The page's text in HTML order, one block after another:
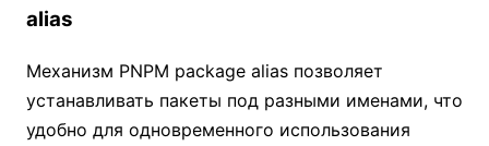
alias
Механизм PNPM package alias позволяет
устанавливать пакеты под разными именами, что
удобно для одновременного использования